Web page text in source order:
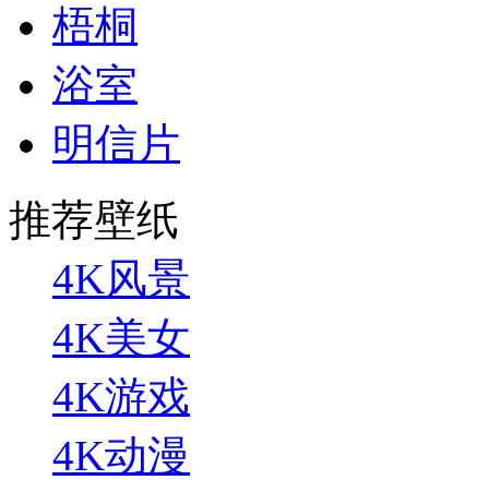
梧桐
浴室
明信片
推荐壁纸
4K风景
4K美女
4K游戏
4K动漫